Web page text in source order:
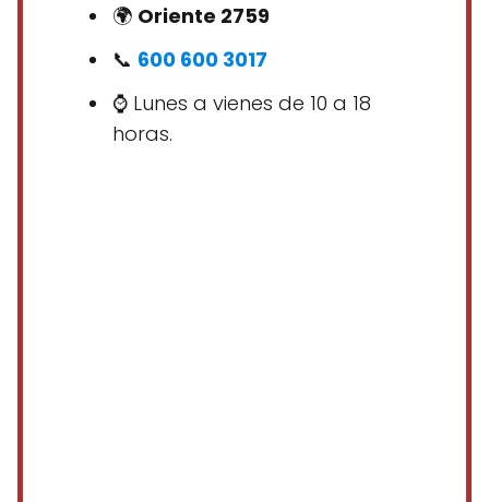
🌍 Oriente 2759
📞 600 600 3017
⌚ Lunes a vienes de 10 a 18
horas.